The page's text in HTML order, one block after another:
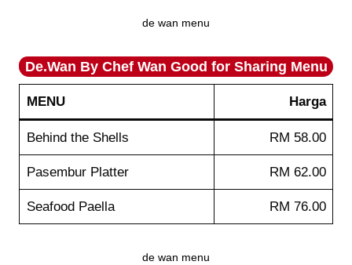
de wan menu
De.Wan By Chef Wan Good for Sharing Menu
MENU Harga
Behind the Shells RM 58.00
Pasembur Platter RM 62.00
Seafood Paella RM 76.00
de wan menu